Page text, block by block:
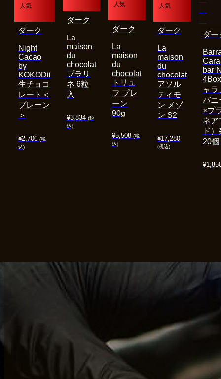
人気
¥2,700 (税
込)
Night
Cacao
by
KOKODii
生チョコ
レート＜
プレーン
＞
ダーク
¥3,834 (税
込)
La
maison
du
chocolat
プラリ
ネ 6粒
入
ダーク
人気
¥5,508 (税
込)
La
maison
du
chocolat
トリュ
フ プレ
ーン
90g
ダーク
人気
¥17,280
(税込)
La
maison
du
chocolat
アソル
ティモ
ン メゾ
ン S2
ダーク
¥
bar
ャラ
バニ
×プ
ネア
ド
20個
ダー